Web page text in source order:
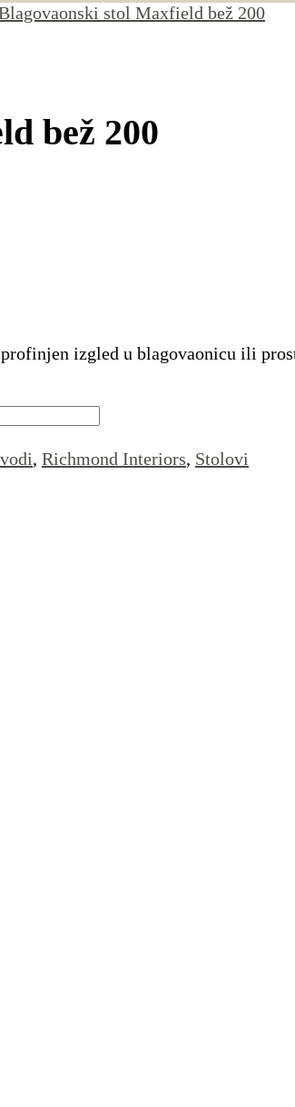
stol Maxfield bež 200
bež 200
izgled u blagovaonicu ili
, Richmond Interiors, Stolovi